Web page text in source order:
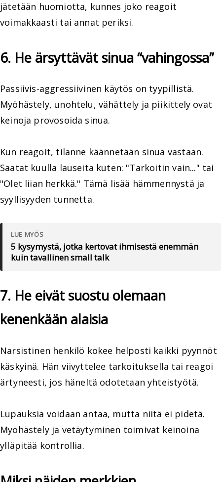
jätetään huomiotta, kunnes joko reagoit
voimakkaasti tai annat periksi.
6. He ärsyttävät sinua “vahingossa”
Passiivis-aggressiivinen käytös on tyypillistä.
Myöhästely, unohtelu, vähättely ja piikittely ovat
keinoja provosoida sinua.
Kun reagoit, tilanne käännetään sinua vastaan.
Saatat kuulla lauseita kuten: "Tarkoitin vain..." tai
"Olet liian herkkä." Tämä lisää hämmennystä ja
syyllisyyden tunnetta.
LUE MYÖS
5 kysymystä, jotka kertovat ihmisestä enemmän
kuin tavallinen small talk
7. He eivät suostu olemaan
kenenkään alaisia
Narsistinen henkilö kokee helposti kaikki pyynnöt
käskyinä. Hän viivyttelee tarkoituksella tai reagoi
ärtyneesti, jos häneltä odotetaan yhteistyötä.
Lupauksia voidaan antaa, mutta niitä ei pidetä.
Myöhästely ja vetäytyminen toimivat keinoina
ylläpitää kontrollia.